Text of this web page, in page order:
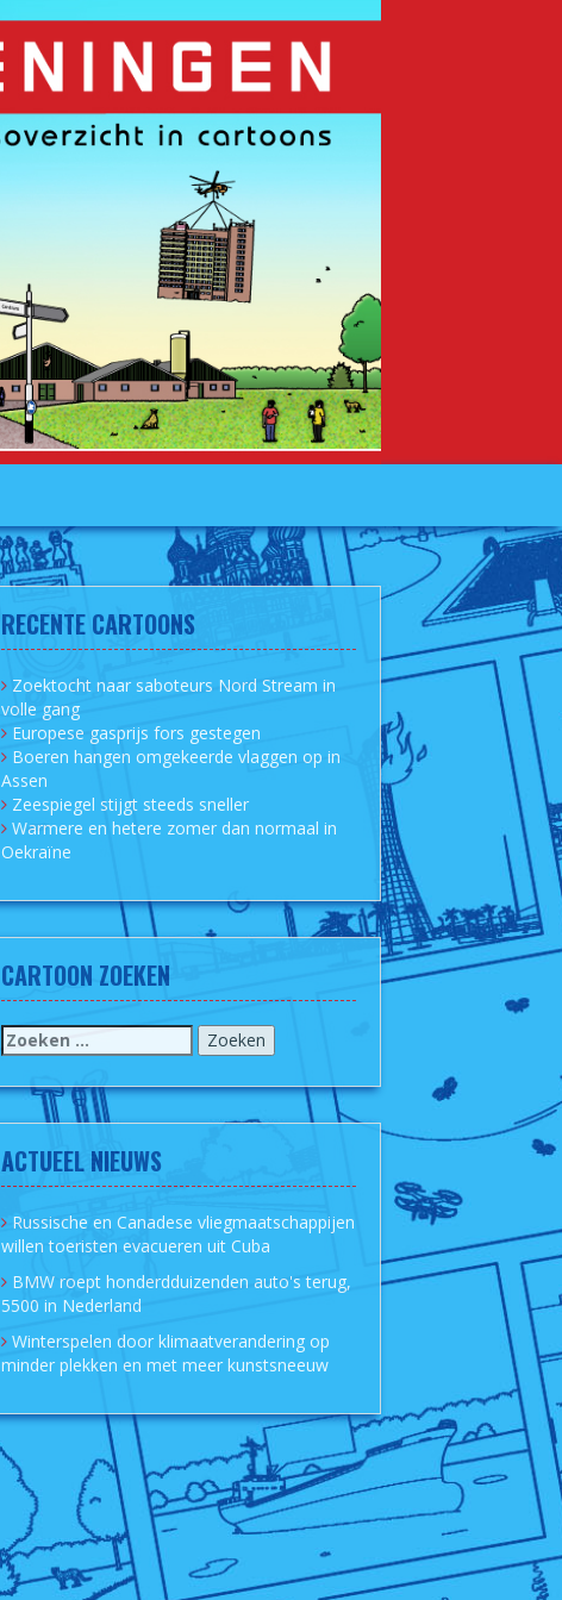
RECENTE CARTOONS
Zoektocht naar saboteurs Nord Stream in
volle gang
Europese gasprijs fors gestegen
Boeren hangen omgekeerde vlaggen op in
Assen
Zeespiegel stijgt steeds sneller
Warmere en hetere zomer dan normaal in
Oekraïne
CARTOON ZOEKEN
Zoeken
naar:
ACTUEEL NIEUWS
Russische en Canadese vliegmaatschappijen
willen toeristen evacueren uit Cuba
BMW roept honderdduizenden auto's terug,
5500 in Nederland
Winterspelen door klimaatverandering op
minder plekken en met meer kunstsneeuw